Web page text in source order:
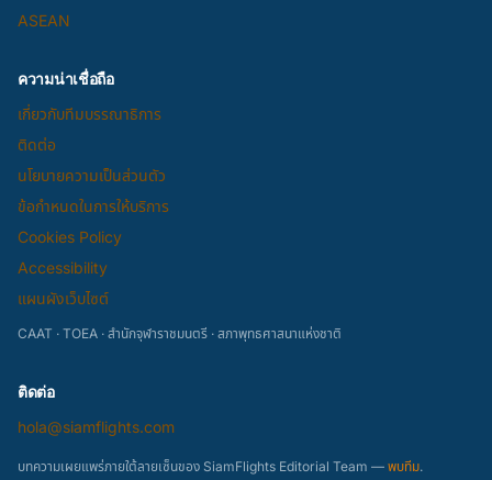
ASEAN
ความน่าเชื่อถือ
เกี่ยวกับทีมบรรณาธิการ
ติดต่อ
นโยบายความเป็นส่วนตัว
ข้อกำหนดในการให้บริการ
Cookies Policy
Accessibility
แผนผังเว็บไซต์
CAAT · TOEA · สำนักจุฬาราชมนตรี · สภาพุทธศาสนาแห่งชาติ
ติดต่อ
hola@siamflights.com
บทความเผยแพร่ภายใต้ลายเซ็นของ SiamFlights Editorial Team — พบทีม.